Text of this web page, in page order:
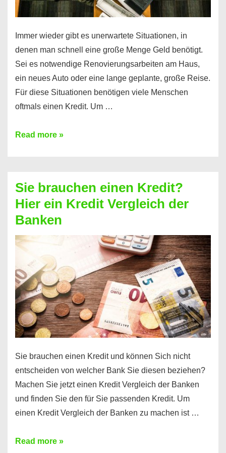
Immer wieder gibt es unerwartete Situationen, in
denen man schnell eine große Menge Geld benötigt.
Sei es notwendige Renovierungsarbeiten am Haus,
ein neues Auto oder eine lange geplante, große Reise.
Für diese Situationen benötigen viele Menschen
oftmals einen Kredit. Um …
Brauchen
Summe
Geld?
Hier
einen
10000
Euro
Kredit
finden
Read more »
Sie brauchen einen Kredit?
Hier ein Kredit Vergleich der
Banken
Sie brauchen einen Kredit und können Sich nicht
entscheiden von welcher Bank Sie diesen beziehen?
Machen Sie jetzt einen Kredit Vergleich der Banken
und finden Sie den für Sie passenden Kredit. Um
einen Kredit Vergleich der Banken zu machen ist …
Sie
Read more »